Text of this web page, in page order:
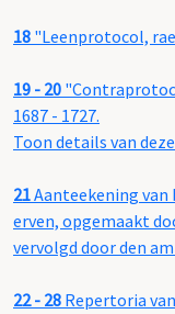
18 "Leenprotocol,
19 - 20
1687 - 1727.
Toon details van
21Aanteekening
erven, opgemaakt
vervolgd door den
22 - 28 Repertoria